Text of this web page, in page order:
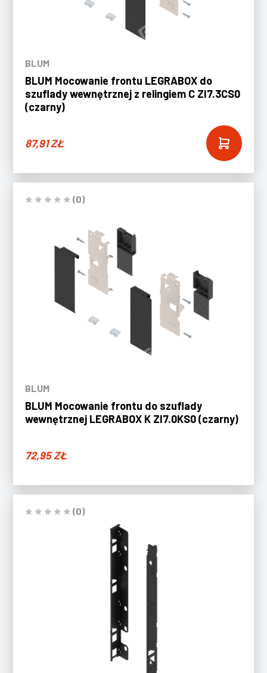
BLUM
BLUM Mocowanie frontu LEGRABOX do
szuflady wewnętrznej z relingiem C ZI7.3CS0
(czarny)
87,91ZŁ
(0)
BLUM
BLUM Mocowanie frontu do szuflady
wewnętrznej LEGRABOX K ZI7.0KS0 (czarny)
72,95ZŁ
(0)